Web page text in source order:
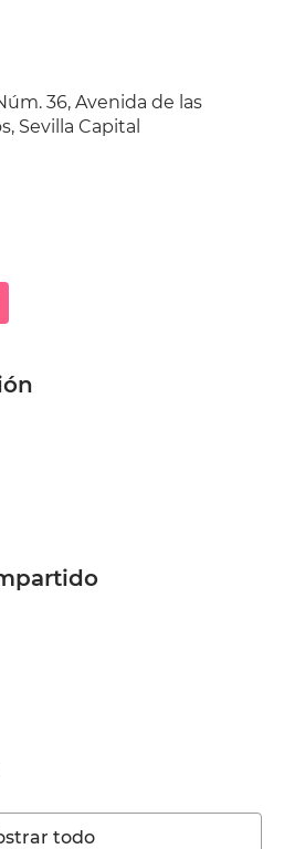
36, Avenida de las
Sevilla Capital
todo